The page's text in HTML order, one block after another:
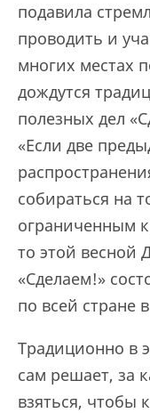
подавила
проводить и
многих местах
дождутся
полезных дел
«Если две
собираться на
ограниченным
то этой весной
«Сделаем!»
по всей стране
Традиционно в
сам решает, за
взяться, чтобы